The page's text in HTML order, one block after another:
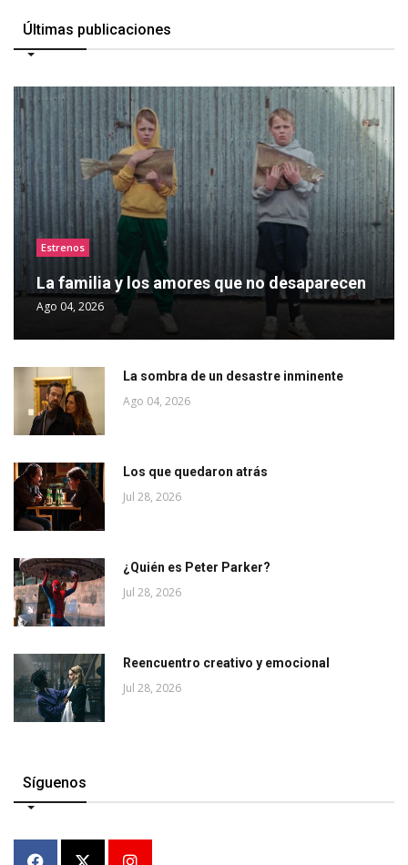
Últimas publicaciones
Estrenos
La familia y los amores que no desaparecen
Ago 04, 2026
La sombra de un desastre inminente
Ago 04, 2026
Los que quedaron atrás
Jul 28, 2026
¿Quién es Peter Parker?
Jul 28, 2026
Reencuentro creativo y emocional
Jul 28, 2026
Síguenos